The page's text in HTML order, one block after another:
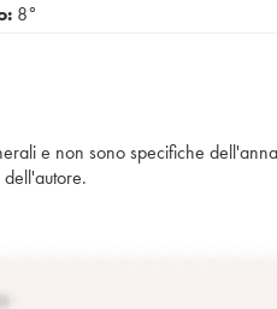
8°
e non sono specifiche